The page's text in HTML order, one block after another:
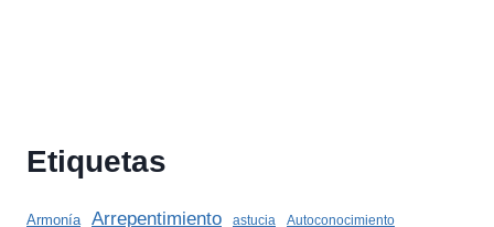
Etiquetas
Armonía Arrepentimiento astucia Autoconocimiento